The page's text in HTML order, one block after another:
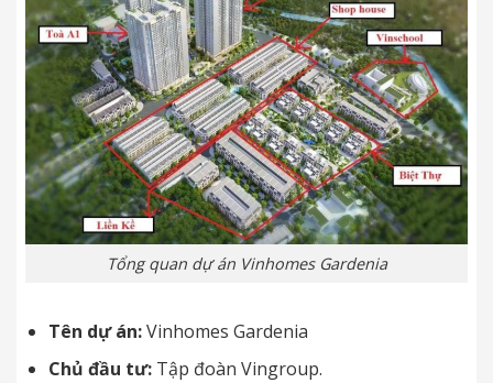
Tổng quan dự án Vinhomes Gardenia
Tên dự án:Vinhomes Gardenia
Chủ đầu tư: Tập đoàn Vingroup.